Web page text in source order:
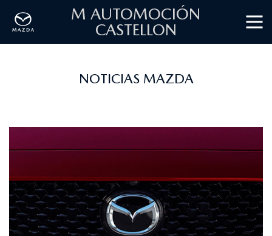
M AUTOMOCIÓN
CASTELLON
NOTICIAS MAZDA